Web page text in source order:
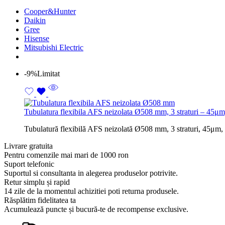
Cooper&Hunter
Daikin
Gree
Hisense
Mitsubishi Electric
-9%Limitat
Tubulatura flexibila AFS neizolata Ø508 mm, 3 straturi –
Tubulatură flexibilă AFS neizolată Ø508 mm, 3 straturi,
Livrare gratuita
Pentru comenzile mai mari de 1000 ron
Suport telefonic
Suportul si consultanta in alegerea produselor potrivite.
Retur simplu și rapid
14 zile de la momentul achizitiei poti returna produsele.
Răsplătim fidelitatea ta
Acumulează puncte și bucură-te de recompense exclusive.